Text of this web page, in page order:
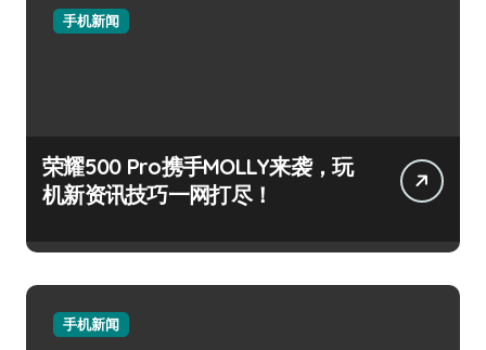
手机新闻
荣耀500 Pro携手MOLLY来袭，玩
机新资讯技巧一网打尽！
手机新闻